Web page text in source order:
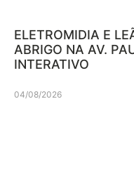
ELETROMIDIA E
ABRIGO NA AV.
INTERATIVO
04/08/2026